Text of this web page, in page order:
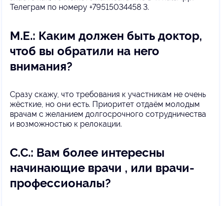
Телеграм по номеру +79515034458 3.
М.Е.: Каким должен быть доктор,
чтоб вы обратили на него
внимания?
Сразу скажу, что требования к участникам не очень
жёсткие, но они есть. Приоритет отдаём молодым
врачам с желанием долгосрочного сотрудничества
и возможностью к релокации.
С.С.: Вам более интересны
начинающие врачи , или врачи-
профессионалы?